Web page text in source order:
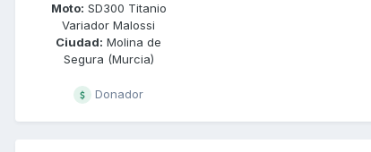
Moto: SD300 Titanio
Variador Malossi
Ciudad: Molina de
Segura (Murcia)
Donador